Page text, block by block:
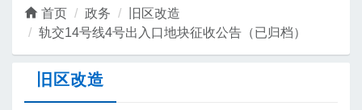
首页 政务
旧区改造
轨交14号线4号出入口地块征收公告（已归档）
旧区改造